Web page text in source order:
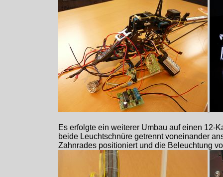
Es erfolgte ein weiterer Umbau auf einen 12-
beide Leuchtschnüre getrennt voneinander
Zahnrades positioniert und die Beleuchtung